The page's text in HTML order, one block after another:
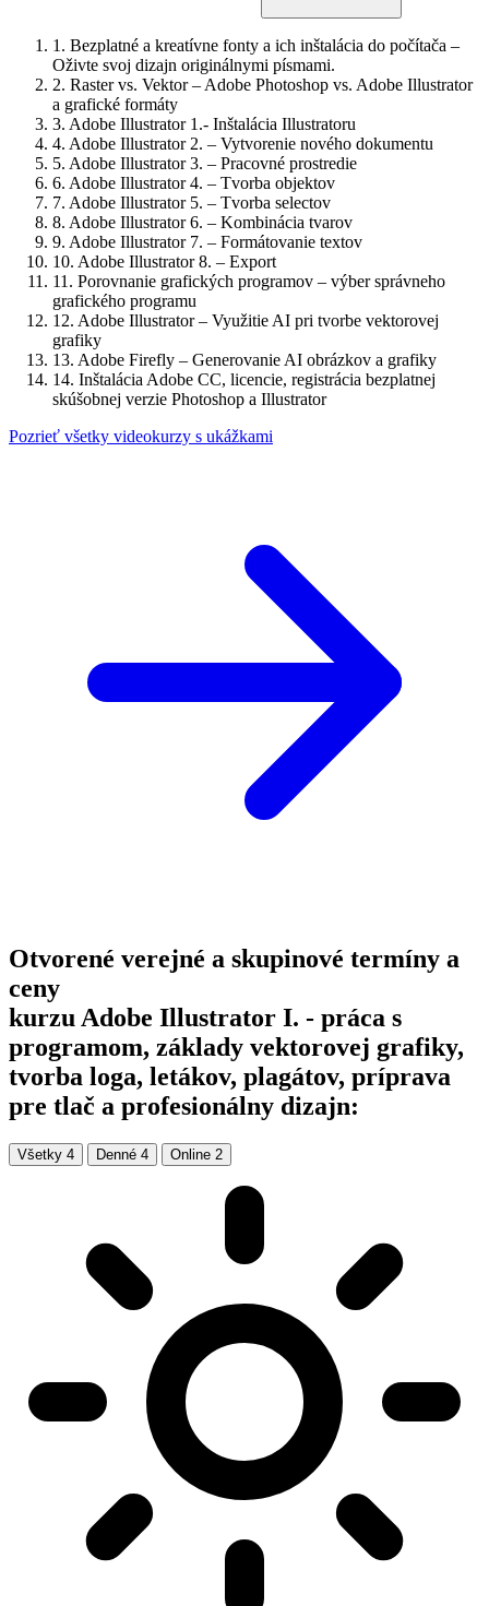
1. Bezplatné a kreatívne fonty a ich inštalácia do počítača –
Oživte svoj dizajn originálnymi písmami.
2. Raster vs. Vektor – Adobe Photoshop vs. Adobe Illustrator
a grafické formáty
3. Adobe Illustrator 1.- Inštalácia Illustratoru
4. Adobe Illustrator 2. – Vytvorenie nového dokumentu
5. Adobe Illustrator 3. – Pracovné prostredie
6. Adobe Illustrator 4. – Tvorba objektov
7. Adobe Illustrator 5. – Tvorba selectov
8. Adobe Illustrator 6. – Kombinácia tvarov
9. Adobe Illustrator 7. – Formátovanie textov
10. Adobe Illustrator 8. – Export
11. Porovnanie grafických programov – výber správneho
grafického programu
12. Adobe Illustrator – Využitie AI pri tvorbe vektorovej
grafiky
13. Adobe Firefly – Generovanie AI obrázkov a grafiky
14. Inštalácia Adobe CC, licencie, registrácia bezplatnej
skúšobnej verzie Photoshop a Illustrator
Pozrieť všetky videokurzy s ukážkami
Otvorené verejné a skupinové termíny a
ceny
kurzu Adobe Illustrator I. - práca s
programom, základy vektorovej grafiky,
tvorba loga, letákov, plagátov, príprava
pre tlač a profesionálny dizajn:
Všetky 4 Denné 4 Online 2